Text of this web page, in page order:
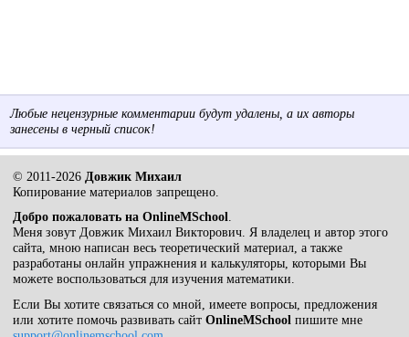
Любые нецензурные комментарии будут удалены, а их авторы
занесены в черный список!
© 2011-2026 Довжик Михаил
Копирование материалов запрещено.
Добро пожаловать на OnlineMSchool.
Меня зовут Довжик Михаил Викторович. Я владелец и автор этого
сайта, мною написан весь теоретический материал, а также
разработаны онлайн упражнения и калькуляторы, которыми Вы
можете воспользоваться для изучения математики.
Если Вы хотите связаться со мной, имеете вопросы, предложения
или хотите помочь развивать сайтOnlineMSchool пишите мне